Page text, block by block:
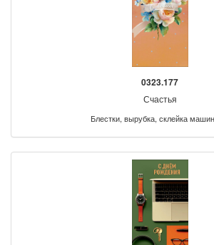
0323.177
Счастья
Блестки, вырубка, склейка